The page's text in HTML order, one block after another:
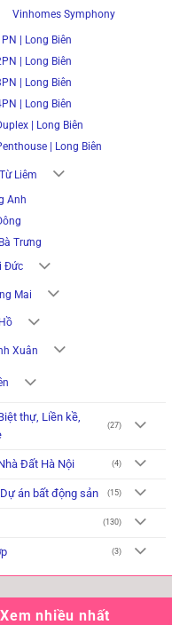
Vinhomes Symphony
| Long Biên
| Long Biên
| Long Biên
| Long Biên
| Long Biên
| Long Biên
Liêm
Anh
Trưng
Đức
Mai
Xuân
thự, Liền kề,
(27)
Đất Hà Nội (4)
án bất động sản (15)
(130)
(3)
Xem nhiều nhất